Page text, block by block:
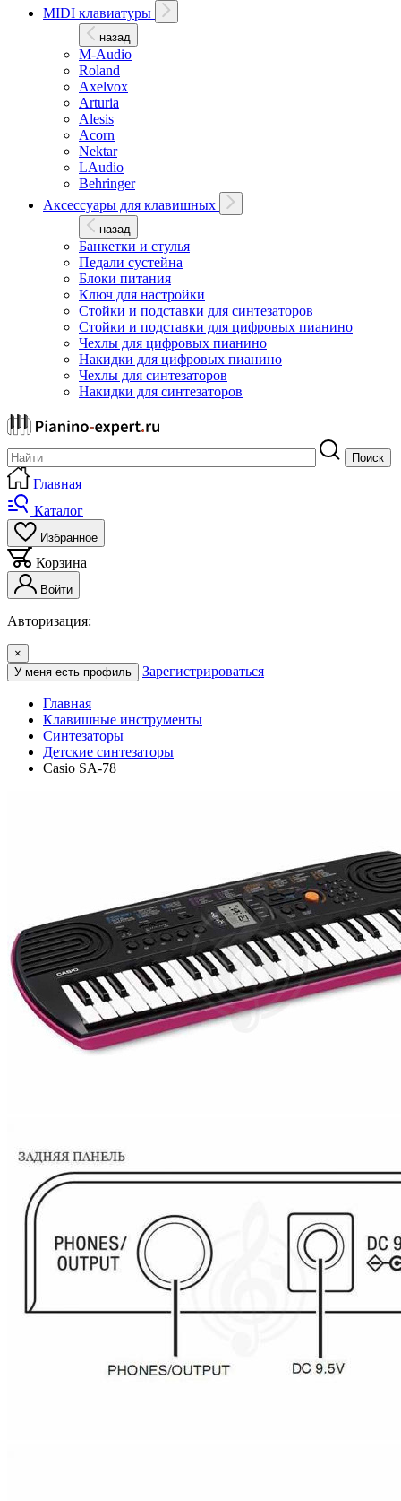
MIDI клавиатуры
назад
M-Audio
Roland
Axelvox
Arturia
Alesis
Acorn
Nektar
LAudio
Behringer
Аксессуары для клавишных
назад
Банкетки и стулья
Педали сустейна
Блоки питания
Ключ для настройки
Стойки и подставки для синтезаторов
Стойки и подставки для цифровых пианино
Чехлы для цифровых пианино
Накидки для цифровых пианино
Чехлы для синтезаторов
Накидки для синтезаторов
Поиск
Главная
Каталог
Избранное
Корзина
Войти
Авторизация:
×
У меня есть профиль
Зарегистрироваться
Главная
Клавишные инструменты
Синтезаторы
Детские синтезаторы
Casio SA-78